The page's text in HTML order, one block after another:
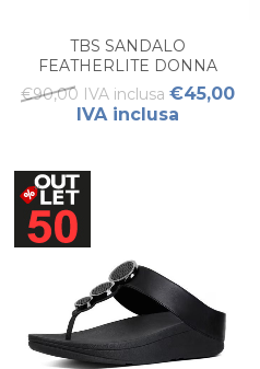
TBS SANDALO
FEATHERLITE DONNA
€90,00 IVA inclusa €45,00
IVA inclusa